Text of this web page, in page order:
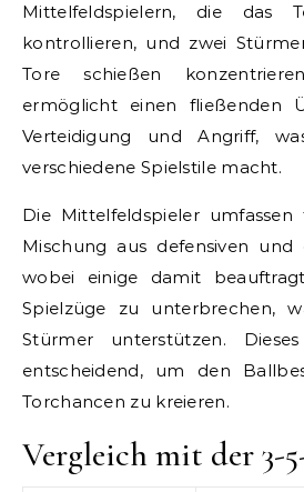
Mittelfeldspielern, die das
kontrollieren, und zwei
Tore schießen
ermöglicht einen fließenden
Verteidigung und Angriff,
verschiedene Spielstile macht.
Die Mittelfeldspieler umfassen
Mischung aus defensiven und
wobei einige damit
Spielzüge zu unterbrechen,
Stürmer unterstützen.
entscheidend, um den
Torchancen zu kreieren.
Vergleich mit der 3-